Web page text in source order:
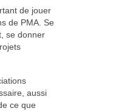
de jouer
de PMA. Se
se donner
aussi
ce que